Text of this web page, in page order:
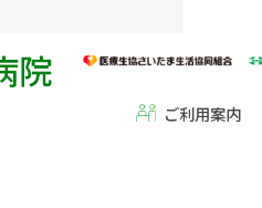
院
ご利用案内